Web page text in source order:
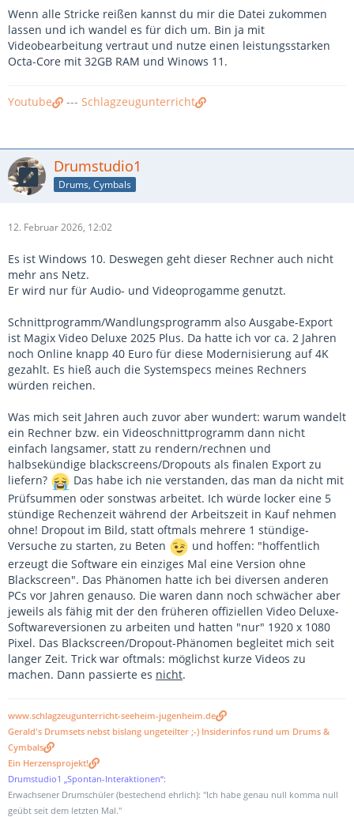
Wenn alle Stricke reißen kannst du mir die Datei zukommen
lassen und ich wandel es für dich um. Bin ja mit
Videobearbeitung vertraut und nutze einen leistungsstarken
Octa-Core mit 32GB RAM und Winows 11.
Youtube --- Schlagzeugunterricht
Drumstudio1
Drums, Cymbals
12. Februar 2026, 12:02
Es ist Windows 10. Deswegen geht dieser Rechner auch nicht
mehr ans Netz.
Er wird nur für Audio- und Videoprogamme genutzt.
Schnittprogramm/Wandlungsprogramm also Ausgabe-Export
ist Magix Video Deluxe 2025 Plus. Da hatte ich vor ca. 2 Jahren
noch Online knapp 40 Euro für diese Modernisierung auf 4K
gezahlt. Es hieß auch die Systemspecs meines Rechners
würden reichen.
Was mich seit Jahren auch zuvor aber wundert: warum wandelt
ein Rechner bzw. ein Videoschnittprogramm dann nicht
einfach langsamer, statt zu rendern/rechnen und
halbsekündige blackscreens/Dropouts als finalen Export zu
liefern?
Das habe ich nie verstanden, das man da nicht mit
Prüfsummen oder sonstwas arbeitet. Ich würde locker eine 5
stündige Rechenzeit während der Arbeitszeit in Kauf nehmen
ohne! Dropout im Bild, statt oftmals mehrere 1 stündige-
Versuche zu starten, zu Beten
und hoffen: "hoffentlich
erzeugt die Software ein einziges Mal eine Version ohne
Blackscreen". Das Phänomen hatte ich bei diversen anderen
PCs vor Jahren genauso. Die waren dann noch schwächer aber
jeweils als fähig mit der den früheren offiziellen Video Deluxe-
Softwareversionen zu arbeiten und hatten "nur" 1920 x 1080
Pixel. Das Blackscreen/Dropout-Phänomen begleitet mich seit
langer Zeit. Trick war oftmals: möglichst kurze Videos zu
machen. Dann passierte es nicht.
www.schlagzeugunterricht-seeheim-jugenheim.de
Gerald's Drumsets nebst bislang ungeteilter ;-) Insiderinfos rund um Drums &
Cymbals
Ein Herzensprojekt!
Drumstudio1 „Spontan-Interaktionen“:
Erwachsener Drumschüler (bestechend ehrlich): "Ich habe genau null komma null
geübt seit dem letzten Mal."